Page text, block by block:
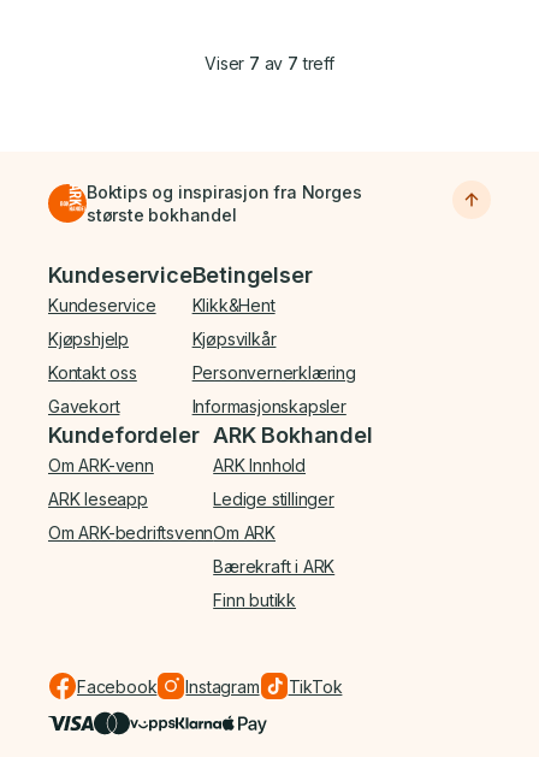
Viser 7 av 7 treff
Boktips og inspirasjon fra Norges
største bokhandel
Bunnmeny
Kundeservice
Kundeservice
Kjøpshjelp
Kontakt oss
Gavekort
Betingelser
Klikk&Hent
Kjøpsvilkår
Personvernerklæring
Informasjonskapsler
Kundefordeler
Om ARK-venn
ARK leseapp
Om ARK-bedriftsvenn
ARK Bokhandel
ARK Innhold
Ledige stillinger
Om ARK
Bærekraft i ARK
Finn butikk
Facebook Instagram TikTok